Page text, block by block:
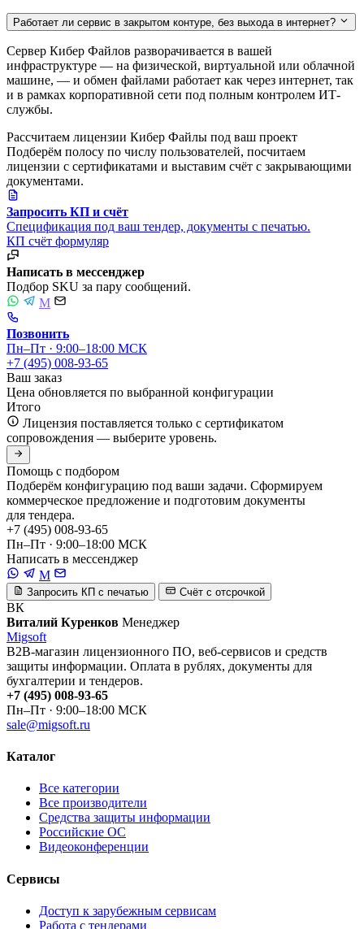
Работает ли сервис в закрытом контуре, без выхода в интернет?
Сервер Кибер Файлов разворачивается в вашей
инфраструктуре — на физической, виртуальной или облачной
машине, — и обмен файлами работает как через интернет, так
и в рамках корпоративной сети под полным контролем ИТ-
службы.
Рассчитаем лицензии Кибер Файлы под ваш проект
Подберём полосу по числу пользователей, посчитаем
лицензии с сертификатами и выставим счёт с закрывающими
документами.
Запросить КП и счёт
Спецификация под ваш тендер, документы с печатью.
КП счёт формуляр
Написать в мессенджер
Подбор SKU за пару сообщений.
M
Позвонить
Пн–Пт · 9:00–18:00 МСК
+7 (495) 008-93-65
Ваш заказ
Цена обновляется по выбранной конфигурации
Итого
Лицензия поставляется только с сертификатом
сопровождения — выберите уровень.
Помощь с подбором
Подберём конфигурацию под ваши задачи. Сформируем
коммерческое предложение и подготовим документы
для тендера.
+7 (495) 008-93-65
Пн–Пт · 9:00–18:00 МСК
Написать в мессенджер
M
Запросить КП с печатью Счёт с отсрочкой
ВК
Виталий Куренков Менеджер
Migsoft
B2B-магазин лицензионного ПО, веб-сервисов и средств
защиты информации. Оплата в рублях, документы для
бухгалтерии и тендеров.
+7 (495) 008-93-65
Пн–Пт · 9:00–18:00 МСК
sale@migsoft.ru
Каталог
Все категории
Все производители
Средства защиты информации
Российские ОС
Видеоконференции
Сервисы
Доступ к зарубежным сервисам
Работа с тендерами